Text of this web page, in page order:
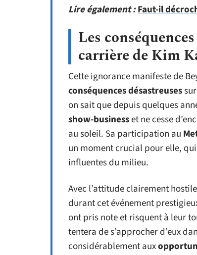
Lire également :Faut-il
Les
carrière de Kim
Cette ignorance manifeste de
conséquences désastreuses
on sait que depuis quelques
show-businesset ne cesse
au soleil. Sa participation au
un moment crucial pour elle,
influentes du milieu.
Avec l’attitude clairement
durant cet événement
ont pris note et risquent à leur
tentera de s’approcher d’eux
considérablement aux